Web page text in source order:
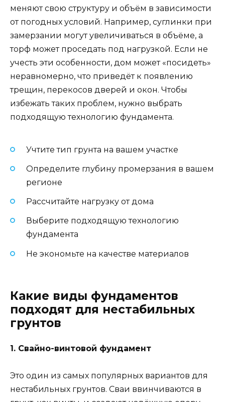
меняют свою структуру и объём в зависимости
от погодных условий. Например, суглинки при
замерзании могут увеличиваться в объёме, а
торф может проседать под нагрузкой. Если не
учесть эти особенности, дом может «посидеть»
неравномерно, что приведёт к появлению
трещин, перекосов дверей и окон. Чтобы
избежать таких проблем, нужно выбрать
подходящую технологию фундамента.
Учтите тип грунта на вашем участке
Определите глубину промерзания в вашем
регионе
Рассчитайте нагрузку от дома
Выберите подходящую технологию
фундамента
Не экономьте на качестве материалов
Какие виды фундаментов
подходят для нестабильных
грунтов
1. Свайно-винтовой фундамент
Это один из самых популярных вариантов для
нестабильных грунтов. Сваи ввинчиваются в